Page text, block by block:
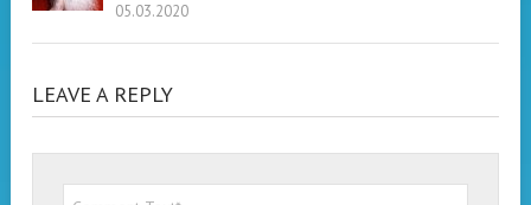
05.03.2020
LEAVE A REPLY